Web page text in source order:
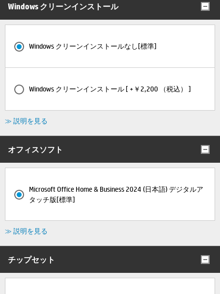
Windows クリーンインストール
Windows クリーンインストールなし[標準]
Windows クリーンインストール [ +￥2,200 （税込） ]
≫ 説明を見る
オフィスソフト
Microsoft Office Home & Business 2024 (日本語) デジタルア
タッチ版[標準]
≫ 説明を見る
チップセット